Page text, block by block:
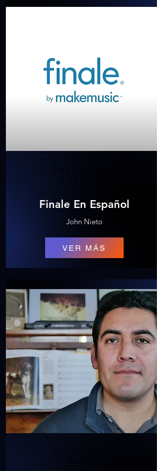
Conferencia
Finale En Español
John Nieto
VER MÁS
Conferencia